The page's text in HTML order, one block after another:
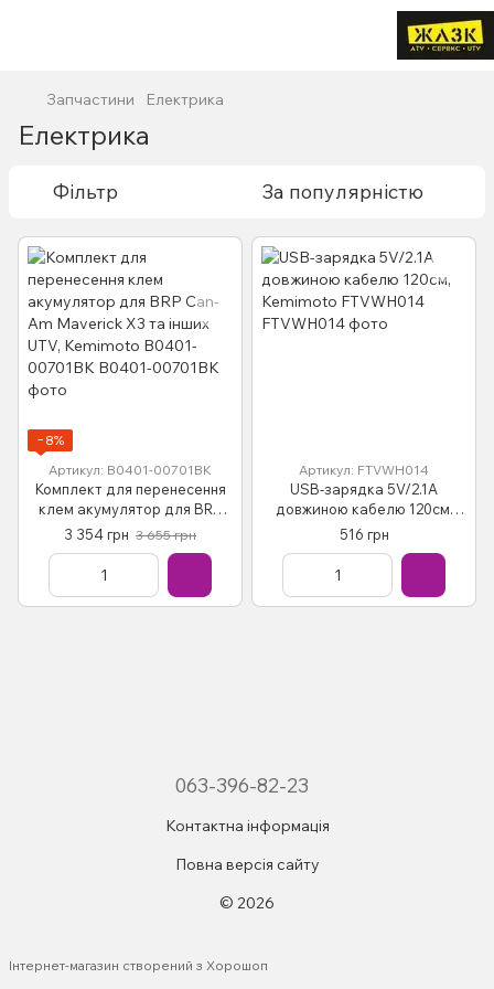
Запчастини Електрика
Електрика
Фільтр За популярністю
−8%
Артикул: B0401-00701BK
Комплект для перенесення
клем акумулятор для BRP
Can-Am Maverick X3 та інших
UTV, Kemimoto B0401-
00701BK
3 354 грн 3 655 грн
Артикул: FTVWH014
USB-зарядка 5V/2.1A
довжиною кабелю 120см,
Kemimoto FTVWH014
516 грн
063-396-82-23
Контактна інформація
Повна версія сайту
© 2026
Інтернет-магазин створений з Хорошоп